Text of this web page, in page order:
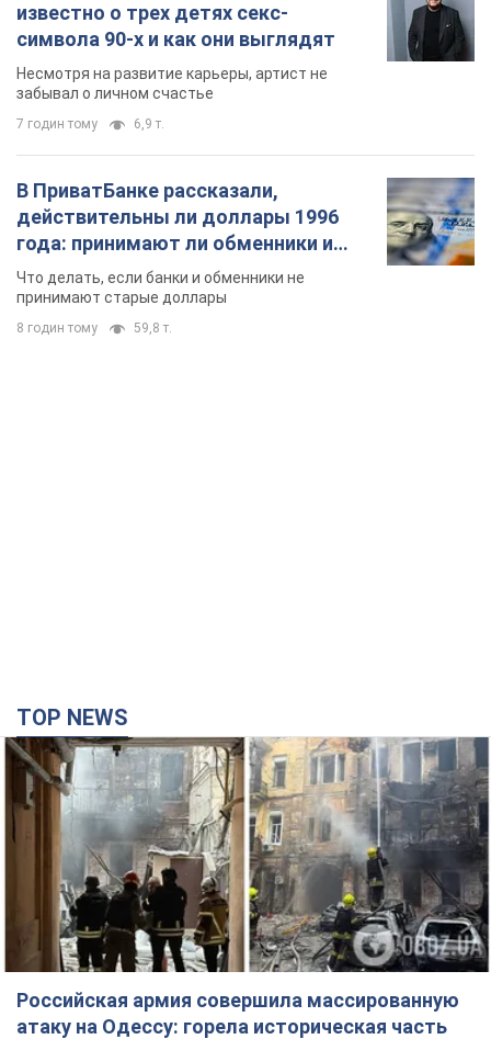
известно о трех детях секс-
символа 90-х и как они выглядят
Несмотря на развитие карьеры, артист не
забывал о личном счастье
7 годин тому 6,9 т.
В ПриватБанке рассказали,
действительны ли доллары 1996
года: принимают ли обменники и
банки такие купюры
Что делать, если банки и обменники не
принимают старые доллары
8 годин тому 59,8 т.
TOP NEWS
Российская армия совершила массированную
атаку на Одессу: горела историческая часть